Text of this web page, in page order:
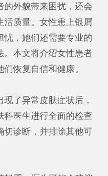
的外貌带来困扰，还会
活质量。女性患上银屑
忧，她们还需要专业的
。本文将介绍女性患者
恢复自信和健康。
了异常皮肤症状后，
科医生进行全面的检查
切诊断，并排除其他可